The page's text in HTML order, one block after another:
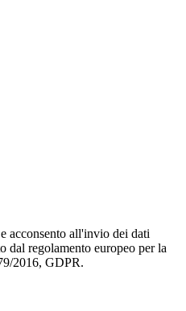
acconsento all'invio dei dati
dal regolamento europeo per la
2016, GDPR.